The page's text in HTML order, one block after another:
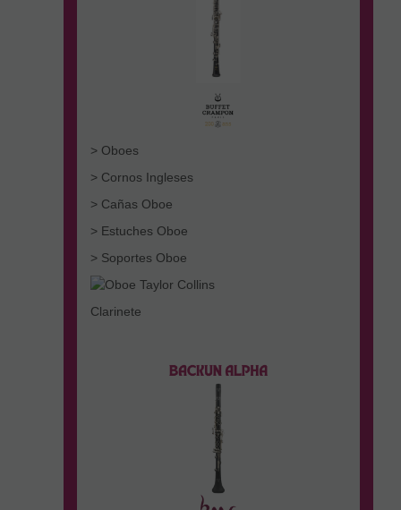
> Oboes
> Cornos Ingleses
> Cañas Oboe
> Estuches Oboe
> Soportes Oboe
Clarinete